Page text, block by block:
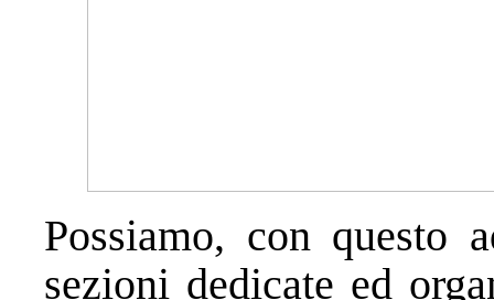
Possiamo, con questo
sezioni dedicate ed